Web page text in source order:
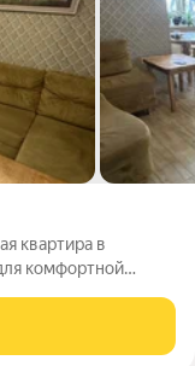
квартира в
года